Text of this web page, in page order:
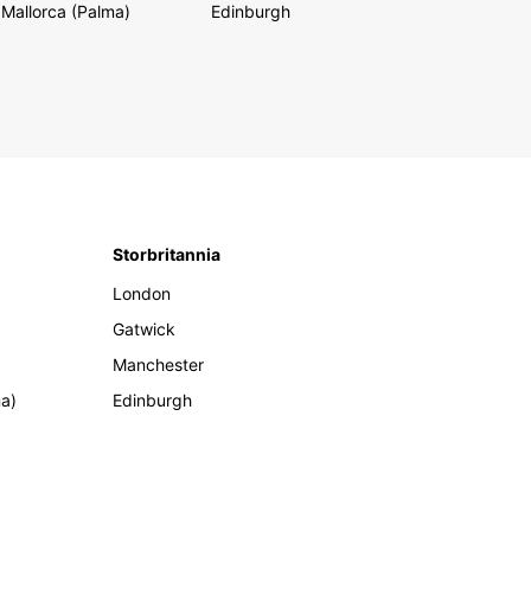
Mallorca (Palma)
Edinburgh
Storbritannia
London
Gatwick
Manchester
Edinburgh